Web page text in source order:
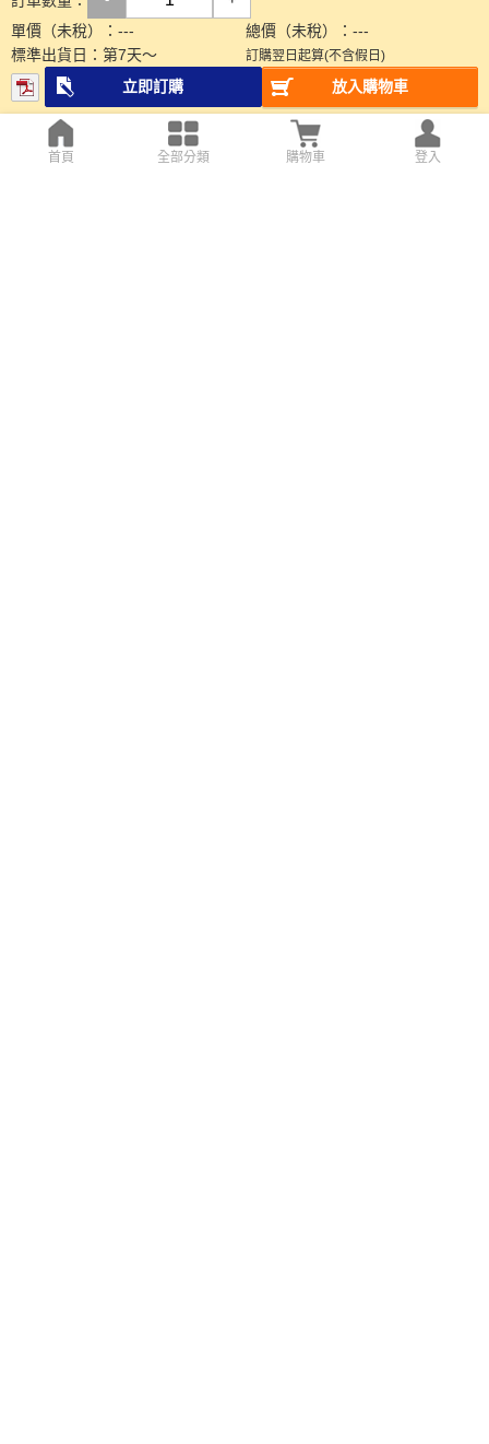
單價（未稅）： --- 總價（未稅）： ---
標準出貨日： 第7天～ 訂購翌日起算(不含假日)
立即訂購 放入購物車
首頁 全部分類 購物車 登入